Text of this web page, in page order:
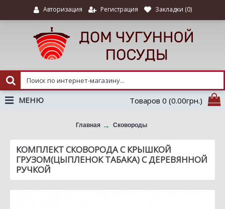
Авторизация Регистрация Закладки (0)
Товаров 0 (0.00грн.)
МЕНЮ
Главная Сковороды
Комплект сковорода с крышкой грузом(цыпленок табака) с
деревянной ручкой
КОМПЛЕКТ СКОВОРОДА С КРЫШКОЙ
ГРУЗОМ(ЦЫПЛЕНОК ТАБАКА) С ДЕРЕВЯННОЙ
РУЧКОЙ